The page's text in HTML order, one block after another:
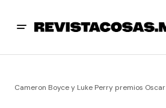
Cameron Boyce y Luke Perry premios Oscar